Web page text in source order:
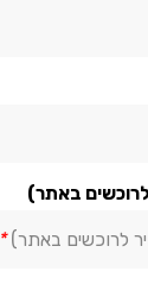
באתר)
לרוכשים באתר)*